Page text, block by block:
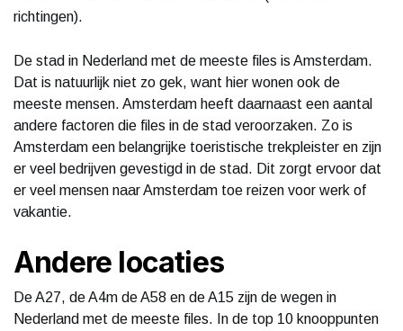
richtingen).
De stad in Nederland met de meeste files is Amsterdam.
Dat is natuurlijk niet zo gek, want hier wonen ook de
meeste mensen. Amsterdam heeft daarnaast een aantal
andere factoren die files in de stad veroorzaken. Zo is
Amsterdam een belangrijke toeristische trekpleister en zijn
er veel bedrijven gevestigd in de stad. Dit zorgt ervoor dat
er veel mensen naar Amsterdam toe reizen voor werk of
vakantie.
Andere locaties
De A27, de A4m de A58 en de A15 zijn de wegen in
Nederland met de meeste files. In de top 10 knooppunten